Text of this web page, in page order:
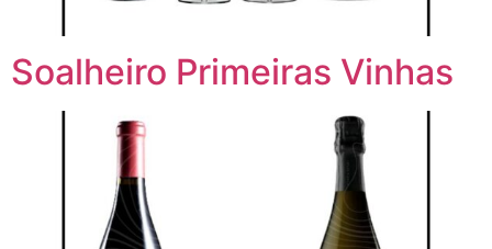
Soalheiro Primeiras Vinhas